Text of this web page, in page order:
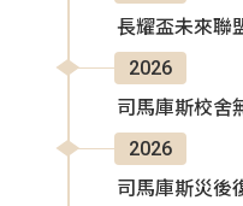
長耀盃未來聯
2026
司馬庫斯校舍
2026
司馬庫斯災後